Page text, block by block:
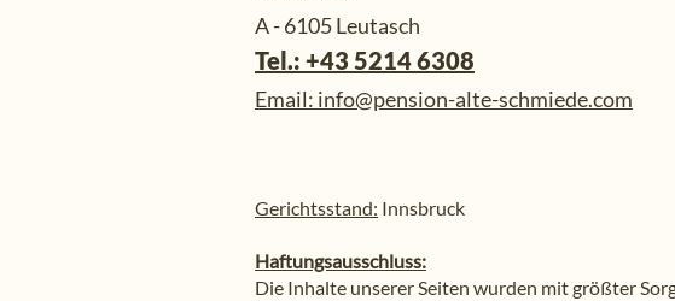
A - 6105 Leutasch
Tel.: +43 52146308
Email: info@pension-alte-schmiede.com
Gerichtsstand: Innsbruck
Haftungsausschluss:
Die Inhalte unserer Seiten wurden mit größter